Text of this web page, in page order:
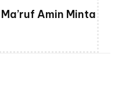
Amin Minta